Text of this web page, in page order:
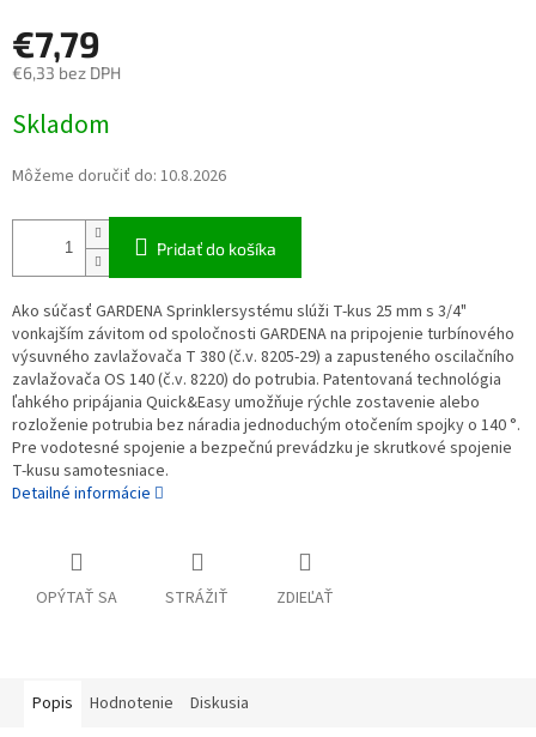
€7,79
€6,33 bez DPH
Skladom
Môžeme doručiť do: 10.8.2026
Pridať do košíka
Ako súčasť GARDENA Sprinklersystému slúži T-kus 25 mm s 3/4"
vonkajším závitom od spoločnosti GARDENA na pripojenie turbínového
výsuvného zavlažovača T 380 (č.v. 8205-29) a zapusteného oscilačního
zavlažovača OS 140 (č.v. 8220) do potrubia. Patentovaná technológia
ľahkého pripájania Quick&Easy umožňuje rýchle zostavenie alebo
rozloženie potrubia bez náradia jednoduchým otočením spojky o 140 °.
Pre vodotesné spojenie a bezpečnú prevádzku je skrutkové spojenie
T-kusu samotesniace.
Detailné informácie
OPÝTAŤ SA STRÁŽIŤ ZDIEĽAŤ
Popis Hodnotenie Diskusia